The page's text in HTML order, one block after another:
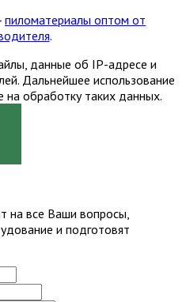
пиломатериалы оптом от
.
данные об IP-адресе и
Дальнейшее использование
на обработку таких данных.
на все Ваши вопросы,
и подготовят